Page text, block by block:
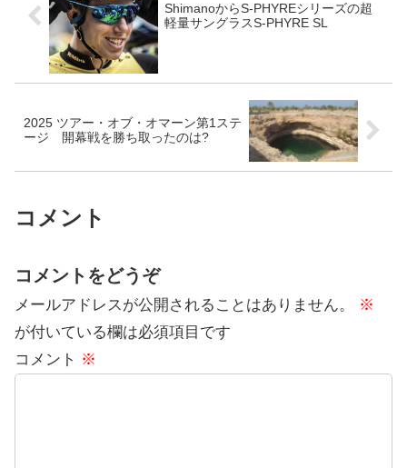
ShimanoからS-PHYREシリーズの超
軽量サングラスS-PHYRE SL
2025 ツアー・オブ・オマーン第1ステ
ージ 開幕戦を勝ち取ったのは?
コメント
コメントをどうぞ
メールアドレスが公開されることはありません。
※
が付いている欄は必須項目です
コメント ※